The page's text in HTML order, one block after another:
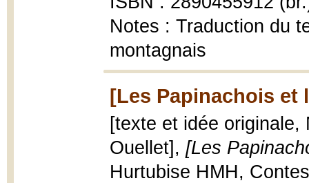
Notes : Traduction du
montagnais
[Les Papinachois et
[texte et idée
Ouellet], [Les
Hurtubise HMH,